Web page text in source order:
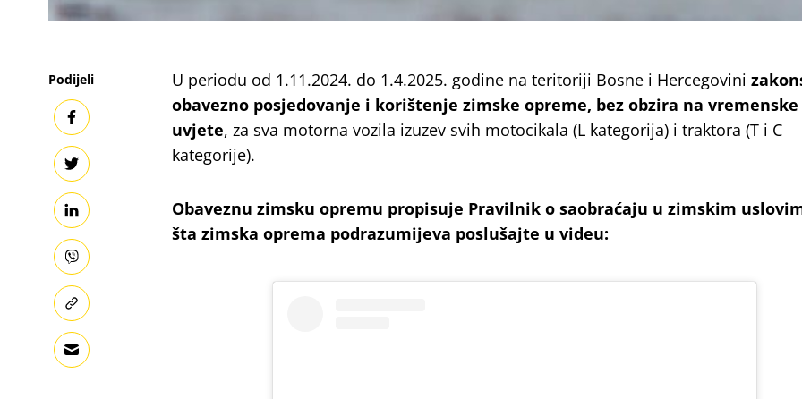
Podijeli U periodu od 1.11.2024. do 1.4.2025. godine na teritoriji Bosne i Hercegovini
obavezno posjedovanje i korištenje zimske opreme, bez obzira na vremenske
uvjete, za sva motorna vozila izuzev svih motocikala (L kategorija) i traktora (T i C
kategorije).
Obaveznu zimsku opremu propisuje Pravilnik o saobraćaju u zimskim
šta zimska oprema podrazumijeva poslušajte u videu: